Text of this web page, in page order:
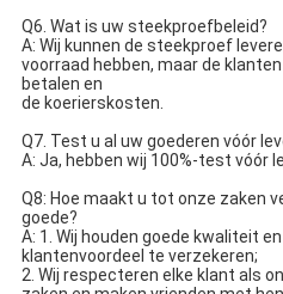
Q6. Wat is uw steekproefbeleid?
A: Wij kunnen de steekproef
voorraad hebben, maar de
betalen en
de koerierskosten.
Q7. Test u al uw goederen vóór
A: Ja, hebben wij 100%-test vóór
Q8: Hoe maakt u tot onze zaken
goede?
A: 1. Wij houden goede kwaliteit
klantenvoordeel te verzekeren;
2. Wij respecteren elke klant als